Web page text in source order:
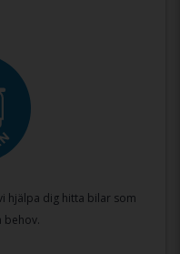
hjälpa dig hitta bilar som
behov.